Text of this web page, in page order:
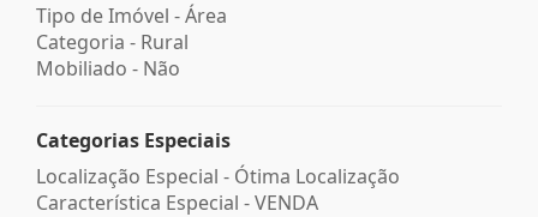
Tipo de Imóvel - Área
Categoria - Rural
Mobiliado - Não
Categorias Especiais
Localização Especial - Ótima Localização
Característica Especial - VENDA